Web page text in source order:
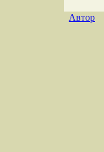
Автор